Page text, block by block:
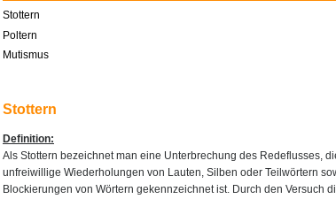
Stottern
Poltern
Mutismus
Stottern
Definition:
Als Stottern bezeichnet man eine Unterbrechung des Redeflusses,
unfreiwillige Wiederholungen von Lauten, Silben oder Teilwörtern
Blockierungen von Wörtern gekennzeichnet ist. Durch den Versuch